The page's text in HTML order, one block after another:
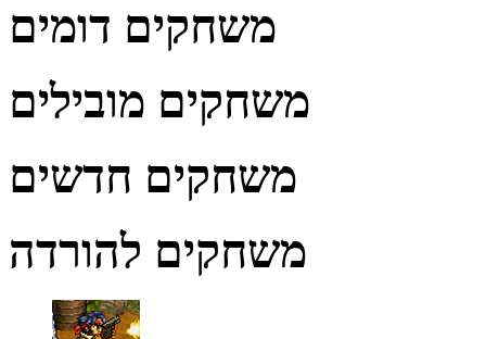
משחקים דומים
משחקים מובילים
משחקים חדשים
משחקים להורדה